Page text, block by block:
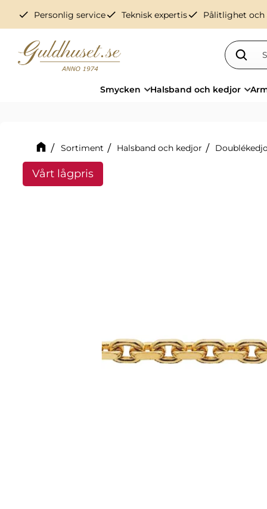
check Personlig servicecheck Teknisk expertischeck Pålitlighet och
Smycken Halsband och kedjor
Sortiment Halsband och kedjor